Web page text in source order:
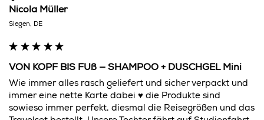
Nicola Müller
Siegen, DE
VON KOPF BIS FUß — SHAMPOO + DUSCHGEL Mini
Wie immer alles rasch geliefert und sicher verpackt und
immer eine nette Karte dabei ♥️ die Produkte sind
sowieso immer perfekt, diesmal die Reisegrößen und das